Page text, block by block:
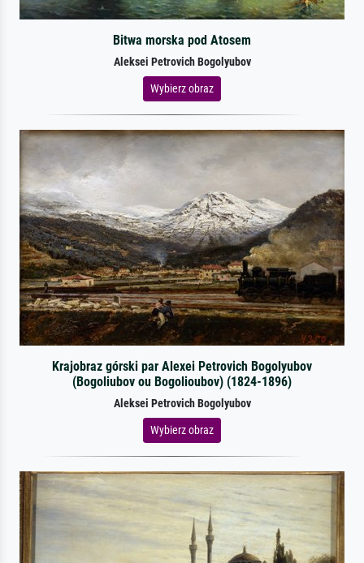
Bitwa morska pod Atosem
Aleksei Petrovich Bogolyubov
Wybierz obraz
Krajobraz górski par Alexei Petrovich Bogolyubov
(Bogoliubov ou Bogolioubov) (1824-1896)
Aleksei Petrovich Bogolyubov
Wybierz obraz